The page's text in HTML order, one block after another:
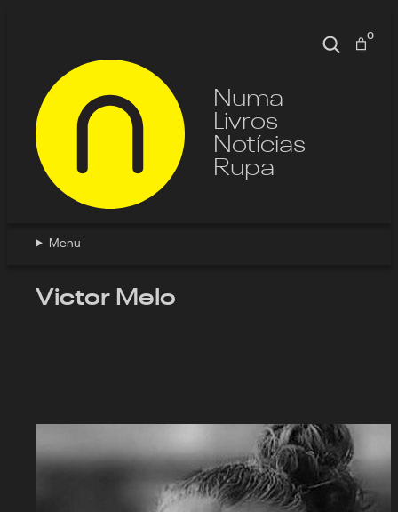
conteúdo
Pesquisa0
Numa
Livros
Notícias
Rupa
Menu
Victor Melo